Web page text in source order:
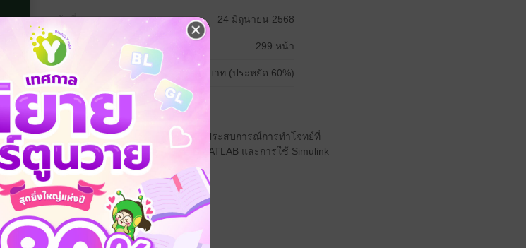
วันที่วางขาย 24 มิถุนายน 2568
ความยาว 299 หน้า
ราคาปก 380 บาท (ประหยัด 60%)
เทือนทางกล Mechanical Vibration เพื่อเสริมประสบการณ์การทำโจทย์ที่
ากนี้ยังมีโจทย์การเขียนโปรแกรมด้วยภาษา MATLAB และการใช้ Simulink
โจทย์ปัญหาการสั่นสะเทือน